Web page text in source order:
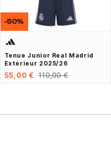
Tenue Junior Real Madrid
Extérieur 2025/26
55,00 € 110,00 €
-50%